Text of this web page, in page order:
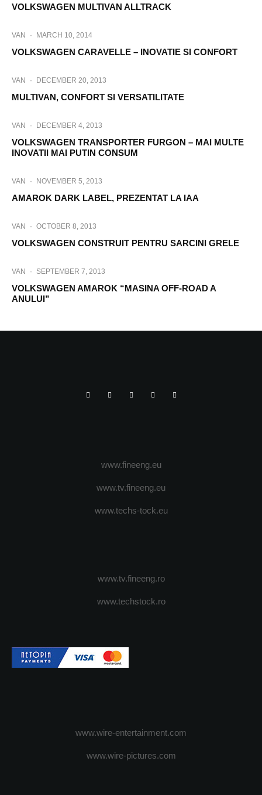
VOLKSWAGEN MULTIVAN ALLTRACK
VAN · MARCH 10, 2014
VOLKSWAGEN CARAVELLE – INOVATIE SI CONFORT
VAN · DECEMBER 20, 2013
MULTIVAN, CONFORT SI VERSATILITATE
VAN · DECEMBER 4, 2013
VOLKSWAGEN TRANSPORTER FURGON – MAI MULTE
INOVATII MAI PUTIN CONSUM
VAN · NOVEMBER 5, 2013
AMAROK DARK LABEL, PREZENTAT LA IAA
VAN · OCTOBER 8, 2013
VOLKSWAGEN CONSTRUIT PENTRU SARCINI GRELE
VAN · SEPTEMBER 7, 2013
VOLKSWAGEN AMAROK “MASINA OFF-ROAD A
ANULUI”
www.fineeng.eu
www.tv.fineeng.eu
www.techs-tock.eu
www.tv.fineeng.ro
www.techstock.ro
www.wire-entertainment.com
www.wire-pictures.com